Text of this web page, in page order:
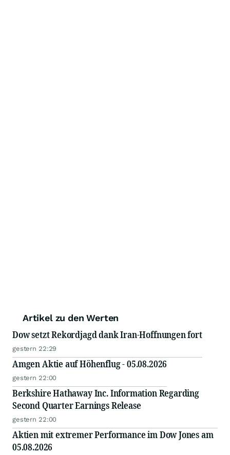
Artikel zu den Werten
Dow setzt Rekordjagd dank Iran-Hoffnungen fort
gestern 22:29
Amgen Aktie auf Höhenflug - 05.08.2026
gestern 22:00
Berkshire Hathaway Inc. Information Regarding
Second Quarter Earnings Release
gestern 22:00
Aktien mit extremer Performance im Dow Jones am
05.08.2026